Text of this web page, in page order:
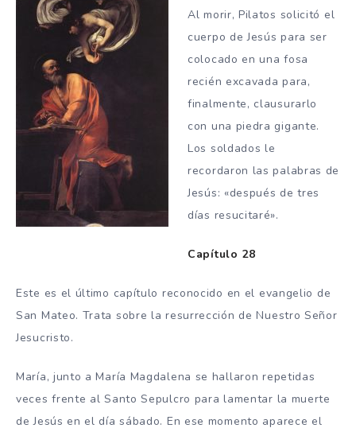
Al morir, Pilatos solicitó el
cuerpo de Jesús para ser
colocado en una fosa
recién excavada para,
finalmente, clausurarlo
con una piedra gigante.
Los soldados le
recordaron las palabras de
Jesús: «después de tres
días resucitaré».
Capítulo 28
Este es el último capítulo reconocido en el evangelio de
San Mateo. Trata sobre la resurrección de Nuestro Señor
Jesucristo.
María, junto a María Magdalena se hallaron repetidas
veces frente al Santo Sepulcro para lamentar la muerte
de Jesús en el día sábado. En ese momento aparece el